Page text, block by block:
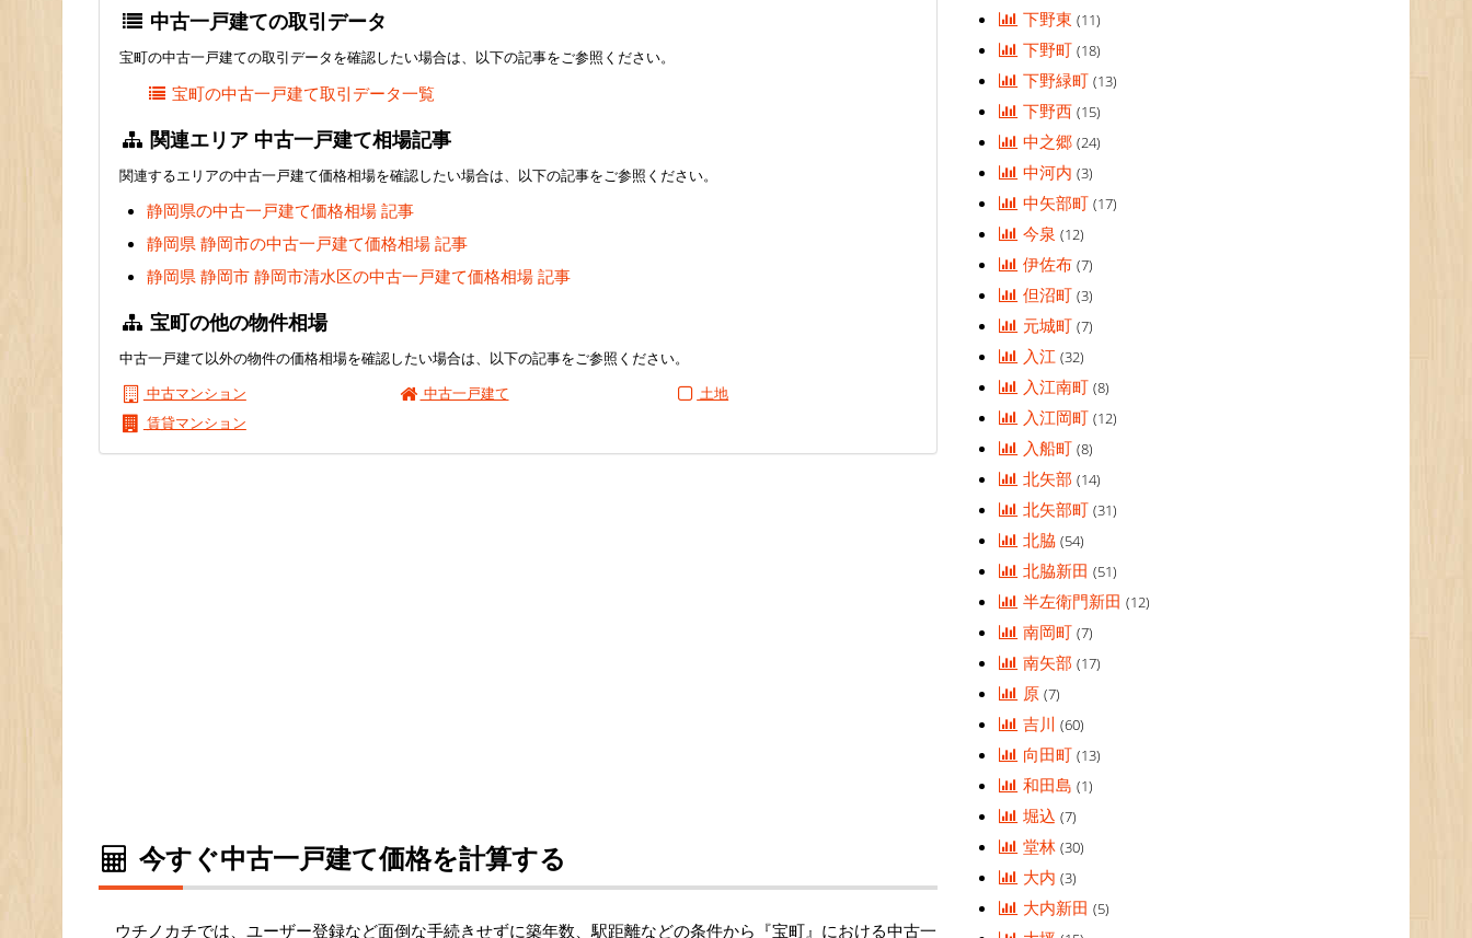
中古一戸建ての取引データ
宝町の中古一戸建ての取引データを確認したい場合は、以下の記事をご参照ください。
宝町の中古一戸建て取引データ一覧
関連エリア 中古一戸建て相場記事
関連するエリアの中古一戸建て価格相場を確認したい場合は、以下の記事をご参照ください。
静岡県の中古一戸建て価格相場 記事
静岡県 静岡市の中古一戸建て価格相場 記事
静岡県 静岡市 静岡市清水区の中古一戸建て価格相場 記事
宝町の他の物件相場
中古一戸建て以外の物件の価格相場を確認したい場合は、以下の記事をご参照ください。
中古マンション
中古一戸建て
土地
賃貸マンション
今すぐ中古一戸建て価格を計算する
ウチノカチでは、ユーザー登録など面倒な手続きせずに築年数、駅距離などの条件から『宝町』における中古一
下野東(11)
下野町(18)
下野緑町(13)
下野西(15)
中之郷(24)
中河内(3)
中矢部町(17)
今泉(12)
伊佐布(7)
但沼町(3)
元城町(7)
入江(32)
入江南町(8)
入江岡町(12)
入船町(8)
北矢部(14)
北矢部町(31)
北脇(54)
北脇新田(51)
半左衛門新田(12)
南岡町(7)
南矢部(17)
原(7)
吉川(60)
向田町(13)
和田島(1)
堀込(7)
堂林(30)
大内(3)
大内新田(5)